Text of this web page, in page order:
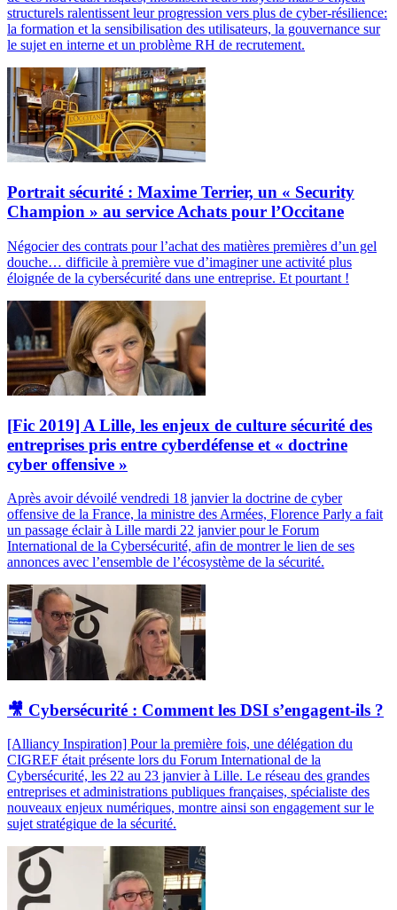
structurels ralentissent leur progression vers plus de cyber-résilience:
la formation et la sensibilisation des utilisateurs, la gouvernance sur
le sujet en interne et un problème RH de recrutement.
Portrait sécurité : Maxime Terrier, un « Security
Champion » au service Achats pour l’Occitane
Négocier des contrats pour l’achat des matières premières d’un gel
douche… difficile à première vue d’imaginer une activité plus
éloignée de la cybersécurité dans une entreprise. Et pourtant !
[Fic 2019] A Lille, les enjeux de culture sécurité des
entreprises pris entre cyberdéfense et « doctrine
cyber offensive »
Après avoir dévoilé vendredi 18 janvier la doctrine de cyber
offensive de la France, la ministre des Armées, Florence Parly a fait
un passage éclair à Lille mardi 22 janvier pour le Forum
International de la Cybersécurité, afin de montrer le lien de ses
annonces avec l’ensemble de l’écosystème de la sécurité.
🎥 Cybersécurité : Comment les DSI s’engagent-ils ?
[Alliancy Inspiration] Pour la première fois, une délégation du
CIGREF était présente lors du Forum International de la
Cybersécurité, les 22 au 23 janvier à Lille. Le réseau des grandes
entreprises et administrations publiques françaises, spécialiste des
nouveaux enjeux numériques, montre ainsi son engagement sur le
sujet stratégique de la sécurité.